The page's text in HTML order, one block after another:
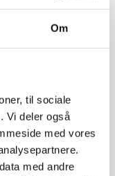
Om
til sociale
Vi deler også
med vores
med andre